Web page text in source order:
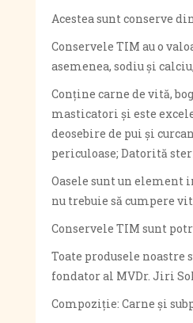
Acestea sunt conserve
Conservele TIM au o
asemenea, sodiu și
Conține carne de vită,
masticatori și este
deosebire de pui și
periculoase; Datorită
Oasele sunt un element
nu trebuie să cumpere
Conservele TIM sunt
Toate produsele noastre
fondator al MVDr. Jiri
Compoziție: Carne și